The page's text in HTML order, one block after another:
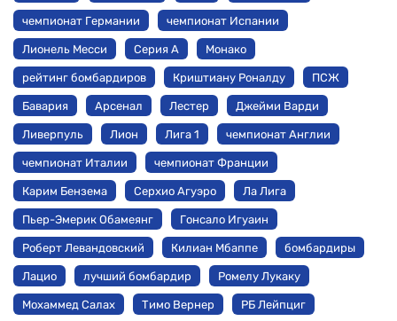
чемпионат Германии чемпионат Испании
Лионель Месси Серия А Монако
рейтинг бомбардиров Криштиану Роналду ПСЖ
Бавария Арсенал Лестер Джейми Варди
Ливерпуль Лион Лига 1 чемпионат Англии
чемпионат Италии чемпионат Франции
Карим Бензема Серхио Агуэро Ла Лига
Пьер-Эмерик Обамеянг Гонсало Игуаин
Роберт Левандовский Килиан Мбаппе бомбардиры
Лацио лучший бомбардир Ромелу Лукаку
Мохаммед Салах Тимо Вернер РБ Лейпциг